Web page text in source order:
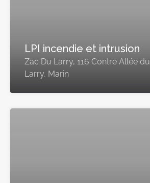
LPI incendie et intrusion
Zac Du Larry, 116 Contre Allée du
Larry, Marin